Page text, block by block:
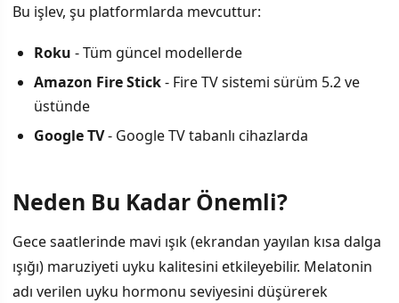
Bu işlev, şu platformlarda mevcuttur:
Roku - Tüm güncel modellerde
Amazon Fire Stick- Fire TV sistemi sürüm 5.2 ve
üstünde
Google TV- Google TV tabanlı cihazlarda
Neden Bu Kadar Önemli?
Gece saatlerinde mavi ışık (ekrandan yayılan kısa dalga
ışığı) maruziyeti uyku kalitesini etkileyebilir. Melatonin
adı verilen uyku hormonu seviyesini düşürerek